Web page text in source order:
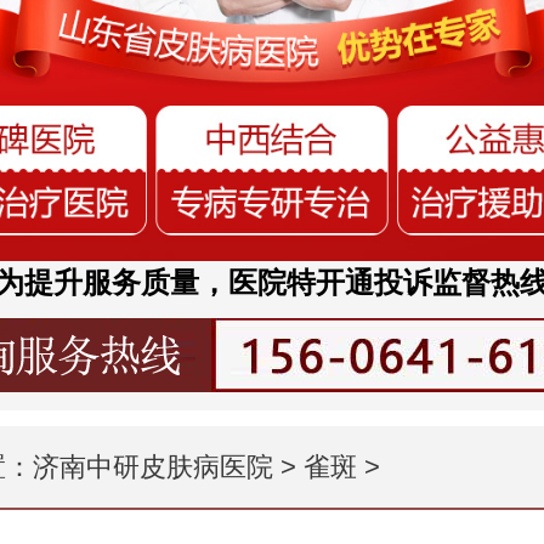
提升服务质量，医院特开通投诉监督热
济南中研皮肤病医院> 雀斑 >